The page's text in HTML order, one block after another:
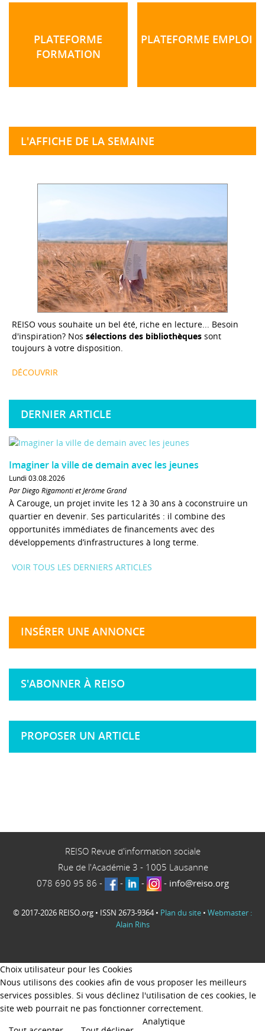
PLATEFORME
FORMATION
PLATEFORME EMPLOI
L'AFFICHE DE LA SEMAINE
REISO vous souhaite un bel été, riche en lecture... Besoin
d'inspiration? Nos sélections des bibliothèques sont
toujours à votre disposition.
DÉCOUVRIR
DERNIER ARTICLE
Imaginer la ville de demain avec les jeunes
Lundi 03.08.2026
Par Diego Rigamonti et Jérôme Grand
À Carouge, un projet invite les 12 à 30 ans à coconstruire un
quartier en devenir. Ses particularités : il combine des
opportunités immédiates de financements avec des
développements d’infrastructures à long terme.
VOIR TOUS LES DERNIERS ARTICLES
INSÉRER UNE ANNONCE
S'ABONNER À REISO
PROPOSER UN ARTICLE
REISO Revue d'information sociale
Rue de l'Académie 3 - 1005 Lausanne
078 690 95 86 - - - - info@reiso.org
© 2017-2026 REISO.org • ISSN 2673-9364 • Plan du site • Webmaster :
Alain Rihs
Choix utilisateur pour les Cookies
Nous utilisons des cookies afin de vous proposer les meilleurs
services possibles. Si vous déclinez l'utilisation de ces cookies, le
site web pourrait ne pas fonctionner correctement.
Analytique